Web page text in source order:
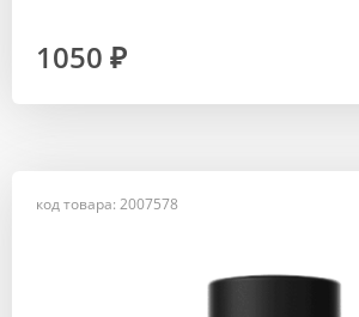
1050 ₽
код товара: 2007578